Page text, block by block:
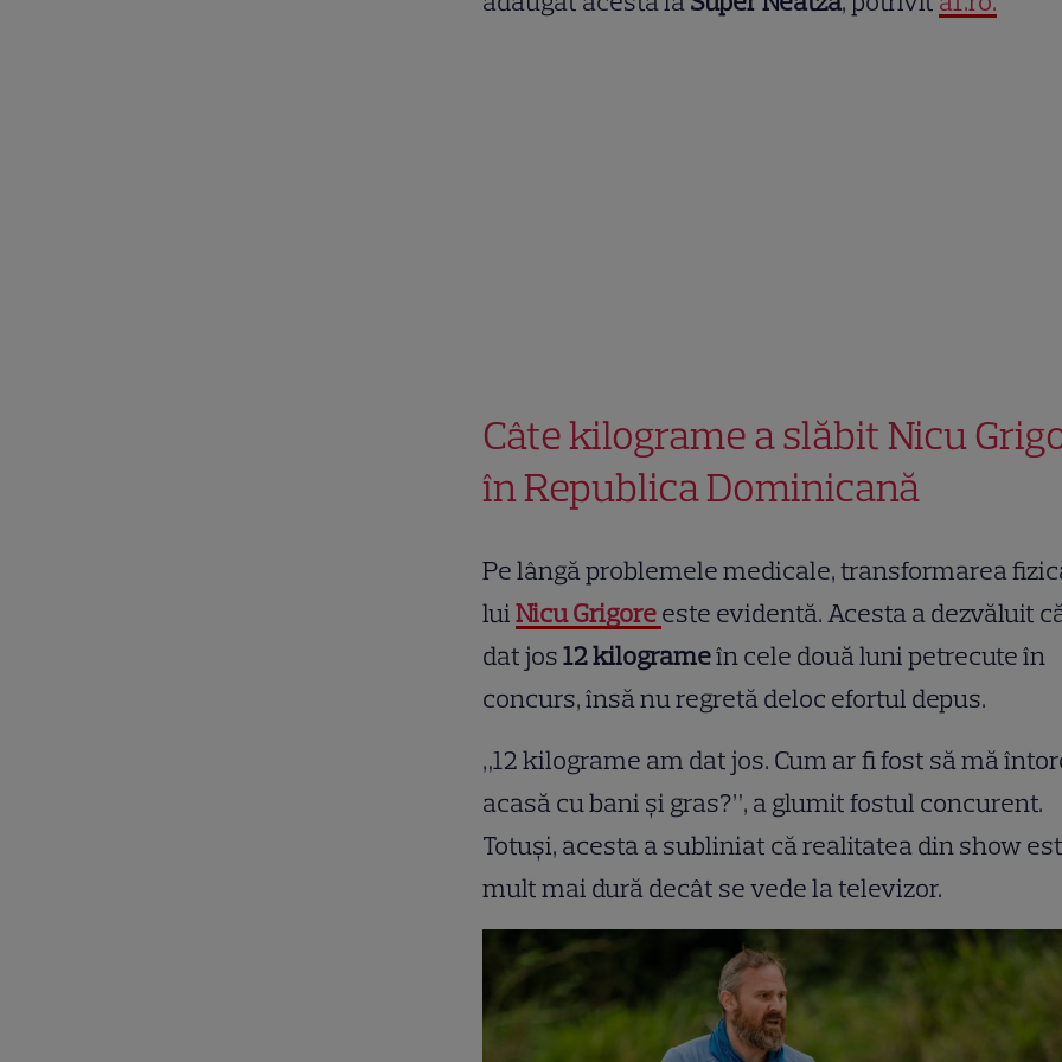
Câte kilograme a slăbit Nicu
în Republica Dominicană
Pe lângă problemele medicale, transformarea
luiNicu Grigoreeste evidentă. Acesta a dezvăluit
dat jos12 kilogrameîn cele două luni petrecute în
concurs, însă nu regretă deloc efortul depus.
„12 kilograme am dat jos. Cum ar fi fost să mă
acasă cu bani și gras?”, a glumit fostul concurent.
Totuși, acesta a subliniat că realitatea din show
mult mai dură decât se vede la televizor.